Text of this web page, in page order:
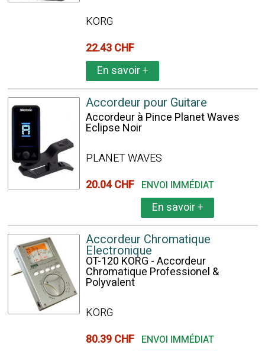
KORG
22.43 CHF
En savoir+
Accordeur pour Guitare
Accordeur à Pince Planet Waves
Eclipse Noir
PLANET WAVES
20.04 CHF ENVOI IMMÉDIAT
En savoir+
Accordeur Chromatique
Electronique
OT-120 KORG - Accordeur
Chromatique Professionel &
Polyvalent
KORG
80.39 CHF ENVOI IMMÉDIAT